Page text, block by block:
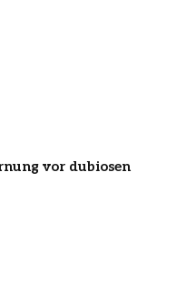
vor dubiosen